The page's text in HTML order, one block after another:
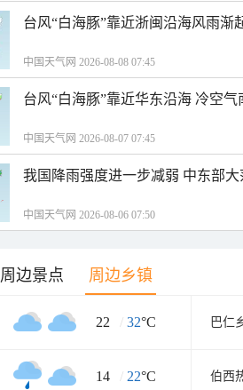
台风“白海豚”靠近浙闽沿海风雨渐
中国天气网 2026-08-08 07:45
台风“白海豚”靠近华东沿海 冷空
中国天气网 2026-08-07 07:45
我国降雨强度进一步减弱 中东部
中国天气网 2026-08-06 07:50
周边景点 周边乡镇
22 / 32°C 巴仁
14 / 22°C 伯西